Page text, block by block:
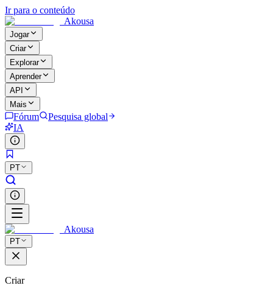
Ir para o conteúdo
Akousa
Jogar
Criar
Explorar
Aprender
API
Mais
Fórum
Pesquisa global
IA
PT
Akousa
PT
Criar